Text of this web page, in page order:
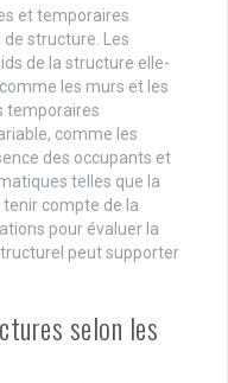
et temporaires
structure. Les
de la structure elle-
les murs et les
temporaires
comme les
des occupants et
telles que la
tenir compte de la
pour évaluer la
peut supporter
selon les